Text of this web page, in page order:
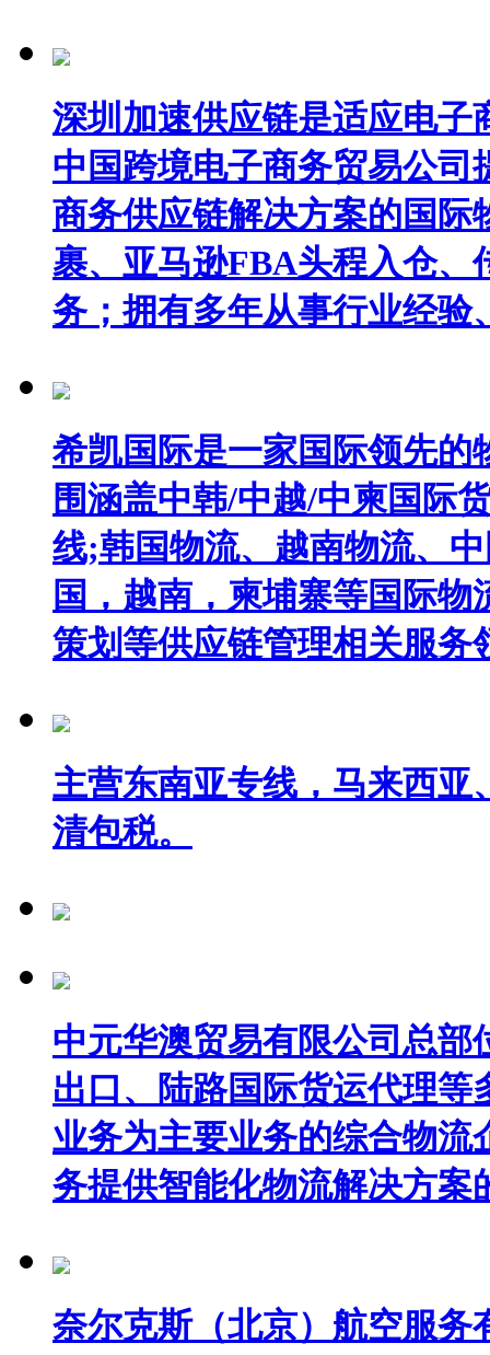
深圳加速供应链是适应电子
中国跨境电子商务贸易公
商务供应链解决方案的国际
裹、亚马逊FBA头程入仓、
务；拥有多年从事行业经
希凯国际是一家国际领先的
围涵盖中韩/中越/中柬国际
线;韩国物流、越南物流、
国，越南，柬埔寨等国际
策划等供应链管理相关服
主营东南亚专线，马来西亚
清包税。
中元华澳贸易有限公司总
出口、陆路国际货运代理
业务为主要业务的综合物流
务提供智能化物流解决方案
奈尔克斯（北京）航空服务